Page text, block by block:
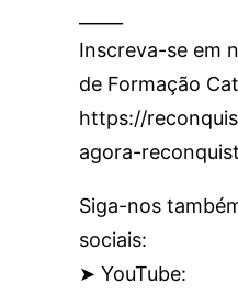
Inscreva-se em
de Formação
https://
agora-
Siga-nos
sociais:
➤ YouTube: